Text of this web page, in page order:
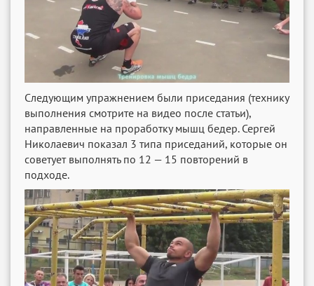
Следующим упражнением были приседания (технику
выполнения смотрите на видео после статьи),
направленные на проработку мышц бедер. Сергей
Николаевич показал 3 типа приседаний, которые он
советует выполнять по 12 — 15 повторений в
подходе.